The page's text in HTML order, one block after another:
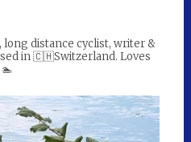
long distance cyclist, writer &
in 🇨🇭Switzerland. Loves